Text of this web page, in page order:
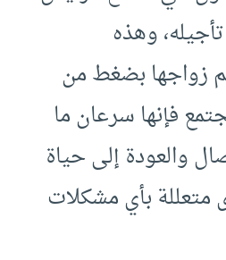
وهذه
زواجها بضغط من
فإنها سرعان ما
والعودة إلى حياة
متعللة بأي مشكلات